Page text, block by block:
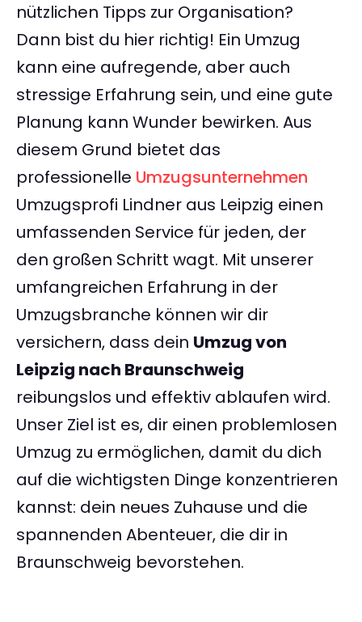
nützlichen Tipps zur Organisation?
Dann bist du hier richtig! Ein Umzug
kann eine aufregende, aber auch
stressige Erfahrung sein, und eine gute
Planung kann Wunder bewirken. Aus
diesem Grund bietet das
professionelle Umzugsunternehmen
Umzugsprofi Lindner aus Leipzig einen
umfassenden Service für jeden, der
den großen Schritt wagt. Mit unserer
umfangreichen Erfahrung in der
Umzugsbranche können wir dir
versichern, dass dein Umzug von
Leipzig nach Braunschweig
reibungslos und effektiv ablaufen wird.
Unser Ziel ist es, dir einen problemlosen
Umzug zu ermöglichen, damit du dich
auf die wichtigsten Dinge konzentrieren
kannst: dein neues Zuhause und die
spannenden Abenteuer, die dir in
Braunschweig bevorstehen.